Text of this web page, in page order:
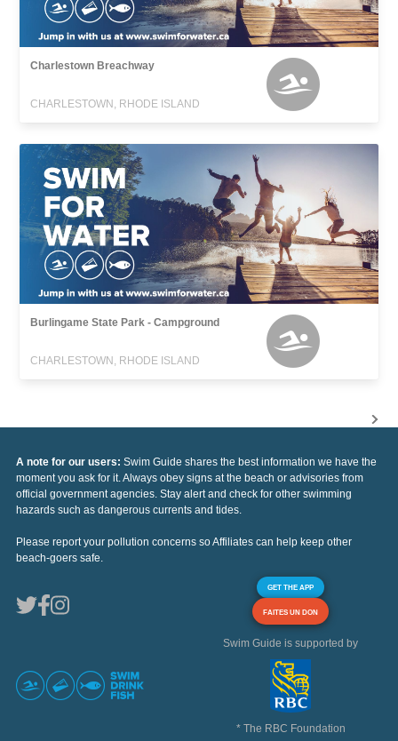
Charlestown Breachway
CHARLESTOWN, RHODE ISLAND
Burlingame State Park - Campground
CHARLESTOWN, RHODE ISLAND
A note for our users: Swim Guide shares the best information we have the
moment you ask for it. Always obey signs at the beach or advisories from
official government agencies. Stay alert and check for other swimming
hazards such as dangerous currents and tides.
Please report your pollution concerns so Affiliates can help keep other
beach-goers safe.
GET THE APP
FAITES UN DON
Swim Guide is supported by
* The RBC Foundation